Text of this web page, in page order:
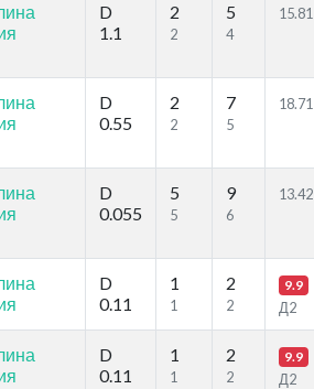
D
1.1
2
2
5
4
15.81
D
0.55
2
2
7
5
18.71
D
0.055
5
5
9
6
13.42
D
0.11
1
1
2
2
9.9
Д2
D
0.11
1
1
2
2
9.9
Д2